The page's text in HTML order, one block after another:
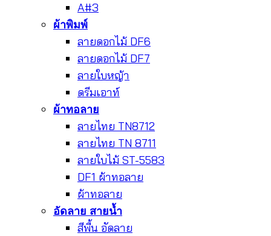
A#3
ผ้าพิมพ์
ลายดอกไม้ DF6
ลายดอกไม้ DF7
ลายใบหญ้า
ดรีมเอาท์
ผ้าทอลาย
ลายไทย TN8712
ลายไทย TN 8711
ลายใบไม้ ST-5583
DF1 ผ้าทอลาย
ผ้าทอลาย
อัดลาย สายน้ำ
สีพื้น อัดลาย